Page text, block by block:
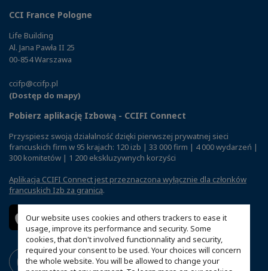
Our website uses cookies and others trackers to ease it
usage, improve its performance and security. Some
cookies, that don't involved functionnality and security,
required your consent to be used. Your choices will concern
the whole website. You will be allowed to change your
CCI France Pologne
Life Building
Al. Jana Pawła II 25
00-854 Warszawa
ccifp@ccifp.pl
(Dostęp do mapy)
Pobierz aplikację Izbową - CCIFI Connect
Przyspiesz swoją działalność dzięki pierwszej prywatnej sieci
francuskich firm w 95 krajach: 120 izb | 33 000 firm | 4 000 wydarzeń |
300 komitetów | 1 200 ekskluzywnych korzyści
Aplikacja CCIFI Connect jest przeznaczona wyłącznie dla członków
francuskich Izb za granicą.